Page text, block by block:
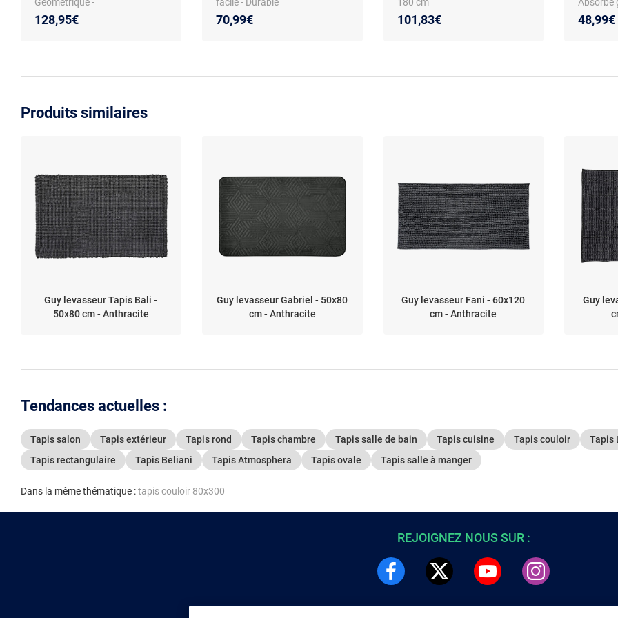
Rouille/Beige/Gris - 120x170
128,95€ 70,99€ 101,83€ 48,99€
Produits similaires
Guy levasseur Tapis Bali -
50x80 cm - Anthracite
Guy levasseur Gabriel - 50x80
cm - Anthracite
Guy levasseur Fani - 60x120
cm - Anthracite
Guy
Tendances actuelles :
Tapis salon Tapis extérieur Tapis rond Tapis chambre Tapis salle de bain Tapis cuisine Tapis couloir Tapis
Tapis rectangulaire
Tapis Beliani Tapis Atmosphera Tapis ovale Tapis salle à manger
Dans la même thématique :tapis couloir 80x300
REJOIGNEZ NOUS SUR :